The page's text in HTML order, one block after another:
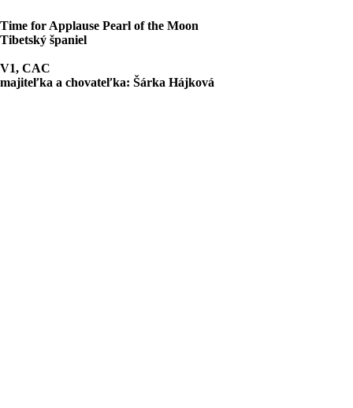
Time for Applause Pearl of the Moon
Tibetský španiel
V1, CAC
majiteľka a chovateľka: Šárka Hájková